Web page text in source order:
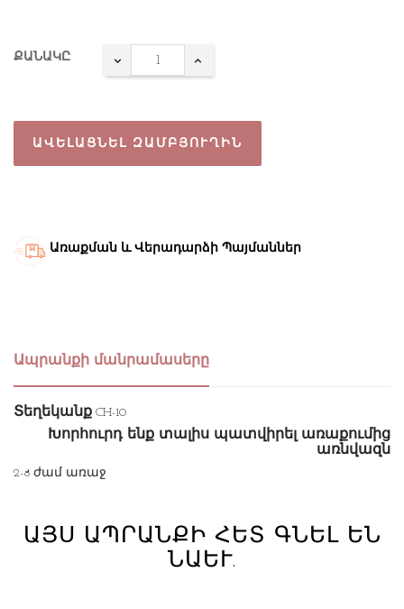
ՔԱՆԱԿԸ
ԱՎԵԼԱՑՆԵԼ ԶԱՄԲՅՈՒՂԻՆ
Առաքման և Վերադարձի Պայմաններ
Ապրանքի մանրամասերը
Տեղեկանք CH-10
Խորհուրդ ենք տալիս պատվիրել առաքումից
առնվազն
2-8 ժամ առաջ
ԱՅՍ ԱՊՐԱՆՔԻ ՀԵՏ ԳՆԵԼ ԵՆ
ՆԱԵՒ.